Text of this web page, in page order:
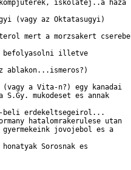
iskolatej..a haza
(vagy az Oktatasugyi)
mert a morzsakert cserebe
befolyasolni illetve
ablakon...ismeros?)
(vagy a Vita-n?) egy kanadai
mukodeset es annak
beli erdekeltsegeirol...
hatalomrakerulese utan
jovojebol es a
Sorosnak es